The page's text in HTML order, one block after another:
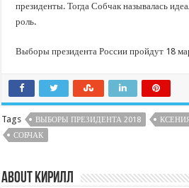
президенты. Тогда Собчак называлась
роль.
Выборы президента России пройдут 18
Tags ВЫБОРЫ ПРЕЗИДЕНТА 2018
СОБЧАК
About Кирилл